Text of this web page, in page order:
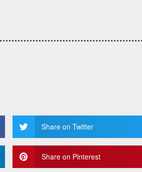
Share on Twitter
Share on Pinterest